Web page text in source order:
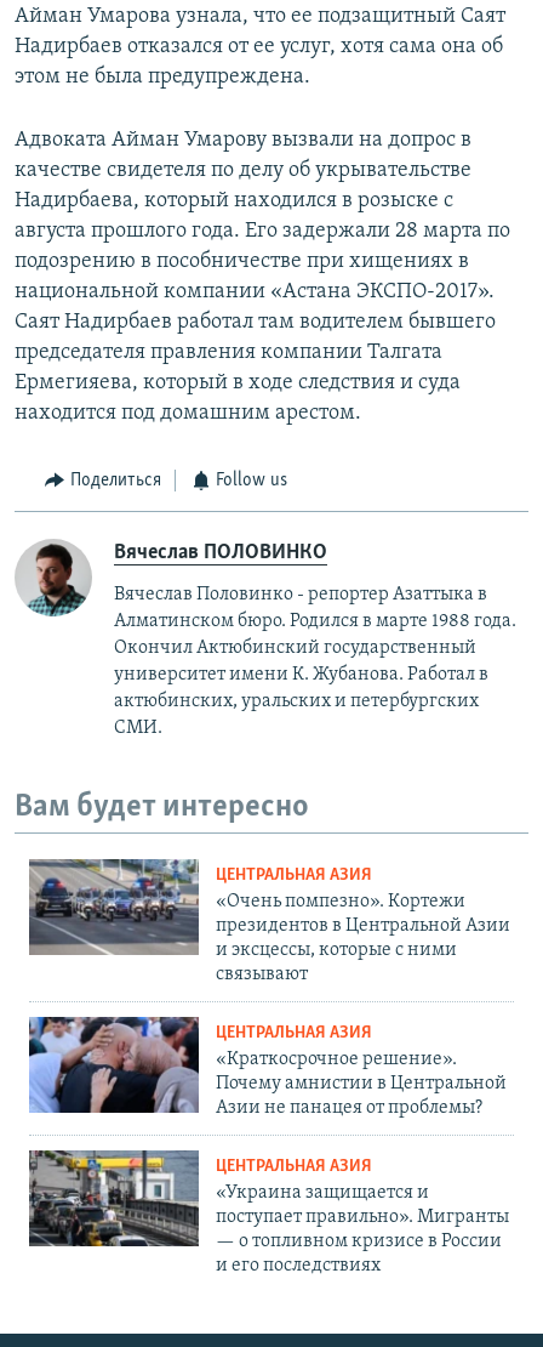
Айман Умарова узнала, что ее подзащитный Саят
Надирбаев отказался от ее услуг, хотя сама она об
этом не была предупреждена.
Адвоката Айман Умарову вызвали на допрос в
качестве свидетеля по делу об укрывательстве
Надирбаева, который находился в розыске с
августа прошлого года. Его задержали 28 марта по
подозрению в пособничестве при хищениях в
национальной компании «Астана ЭКСПО-2017».
Саят Надирбаев работал там водителем бывшего
председателя правления компании Талгата
Ермегияева, который в ходе следствия и суда
находится под домашним арестом.
Поделиться Follow us
Вячеслав ПОЛОВИНКО
Вячеслав Половинко - репортер Азаттыка в
Алматинском бюро. Родился в марте 1988 года.
Окончил Актюбинский государственный
университет имени К. Жубанова. Работал в
актюбинских, уральских и петербургских
СМИ.
Вам будет интересно
ЦЕНТРАЛЬНАЯ АЗИЯ
«Очень помпезно». Кортежи
президентов в Центральной Азии
и эксцессы, которые с ними
связывают
ЦЕНТРАЛЬНАЯ АЗИЯ
«Краткосрочное решение».
Почему амнистии в Центральной
Азии не панацея от проблемы?
ЦЕНТРАЛЬНАЯ АЗИЯ
«Украина защищается и
поступает правильно». Мигранты
— о топливном кризисе в России
и его последствиях